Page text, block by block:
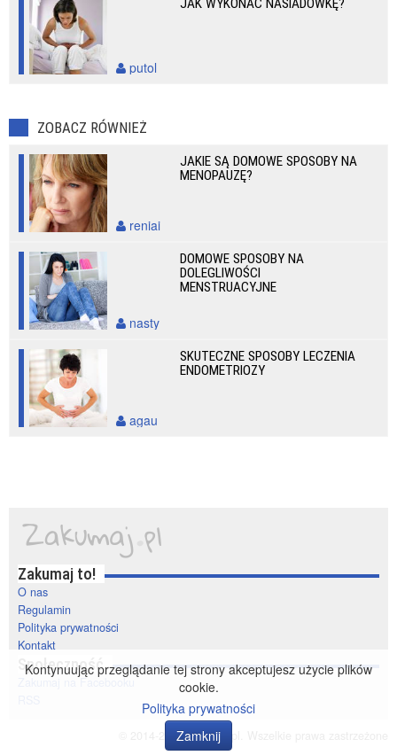
JAK WYKONAĆ NASIADÓWKĘ?
putol
ZOBACZ RÓWNIEŻ
JAKIE SĄ DOMOWE SPOSOBY NA
MENOPAUZĘ?
reniai
DOMOWE SPOSOBY NA
DOLEGLIWOŚCI
MENSTRUACYJNE
nasty
SKUTECZNE SPOSOBY LECZENIA
ENDOMETRIOZY
agau
Zakumaj to!
O nas
Regulamin
Polityka prywatności
Kontakt
Społeczność
Zakumaj na Facebooku
© 2014-2020 zakumaj.pl. Wszelkie prawa zastrzeżone
Kontynuując przeglądanie tej strony akceptujesz użycie plików
cookie.
Polityka prywatności
Zamknij